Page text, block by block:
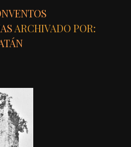
ARCHIVADO POR: